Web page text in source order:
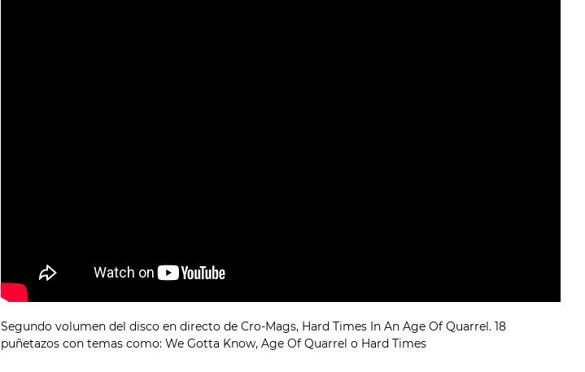
Segundo volumen del disco en directo de Cro-Mags, Hard Times In An Age Of Quarrel. 18
puñetazos con temas como: We Gotta Know, Age Of Quarrel o Hard Times